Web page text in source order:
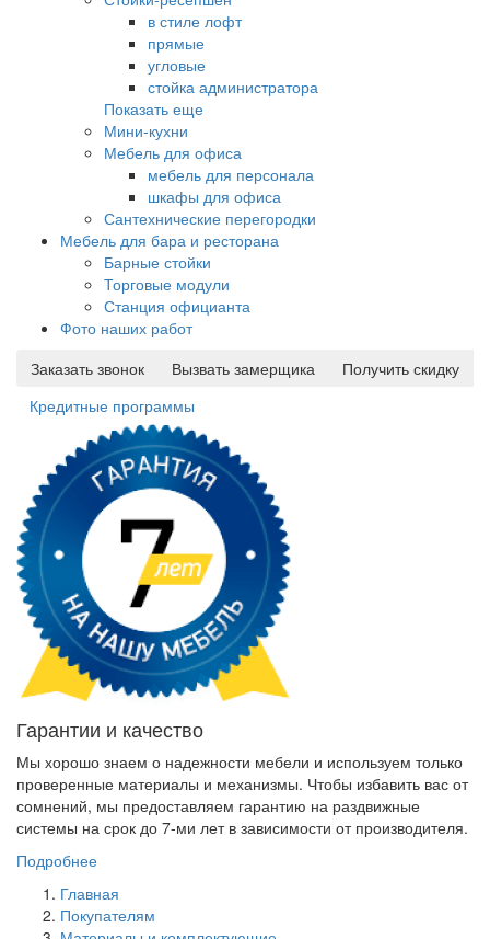
в стиле лофт
прямые
угловые
стойка администратора
Показать еще
Мини-кухни
Мебель для офиса
мебель для персонала
шкафы для офиса
Сантехнические перегородки
Мебель для бара и ресторана
Барные стойки
Торговые модули
Станция официанта
Фото наших работ
Заказать звонок
Вызвать замерщика
Получить скидку
Кредитные программы
Гарантии и качество
Мы хорошо знаем о надежности мебели и используем только
проверенные материалы и механизмы. Чтобы избавить вас от
сомнений, мы предоставляем гарантию на раздвижные
системы на срок до 7-ми лет в зависимости от производителя.
Подробнее
Главная
Покупателям